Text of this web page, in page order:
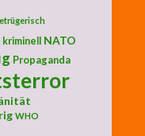
kriminell
NATO
Propaganda
WHO